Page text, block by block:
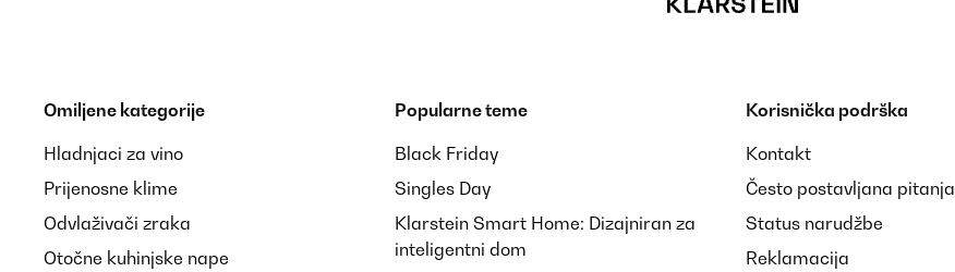
Omiljene kategorije
Hladnjaci za vino
Prijenosne klime
Odvlaživači zraka
Otočne kuhinjske nape
Popularne teme
Black Friday
Singles Day
Klarstein Smart Home: Dizajniran za
inteligentni dom
Korisnička podrška
Kontakt
Često postavljana pitanja
Status narudžbe
Reklamacija